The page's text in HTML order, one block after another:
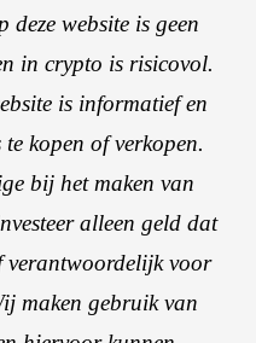
deze website is geen
in crypto is risicovol.
is informatief en
kopen of verkopen.
bij het maken van
alleen geld dat
verantwoordelijk voor
maken gebruik van